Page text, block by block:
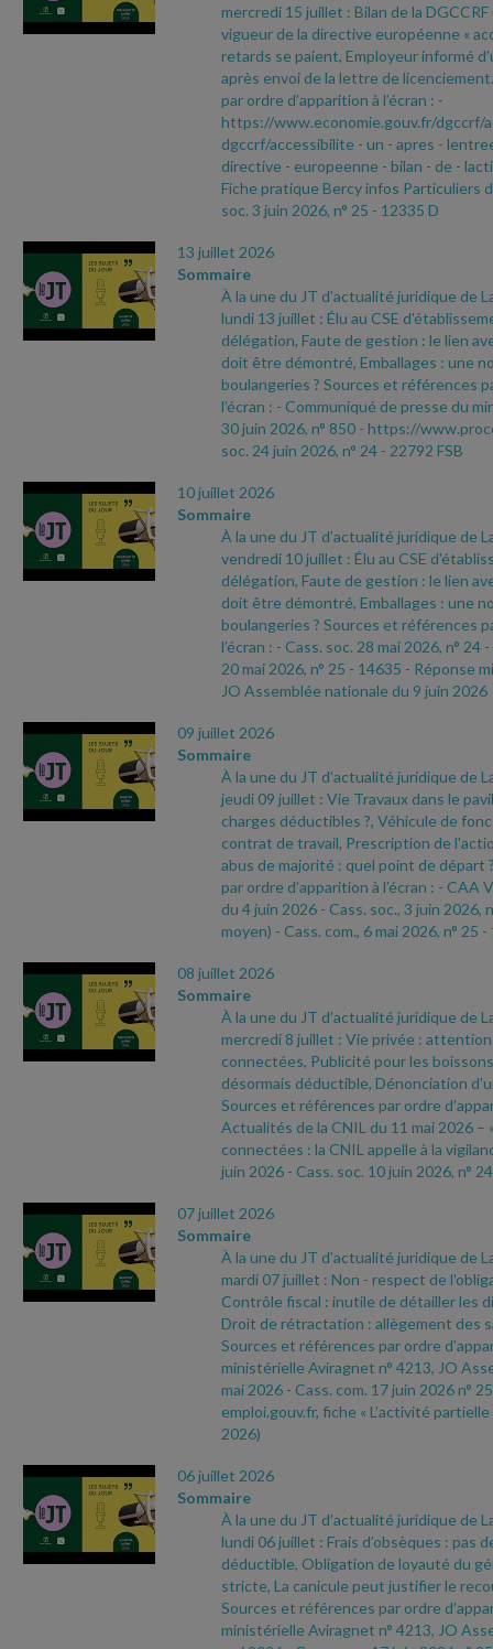
mercredi 15 juillet : Bilan de la
vigueur de la directive européenne «
retards se paient, Employeur informé
après envoi de la lettre de
par ordre d’apparition à l’écran : -
https://www.economie.gouv.fr/dgccrf/
dgccrf/accessibilite - un - apres -
directive - europeenne - bilan - de -
Fiche pratique Bercy infos Particuliers
soc. 3 juin 2026, n° 25 - 12335 D
13 juillet 2026
Sommaire
À la une du JT d’actualité juridique de
lundi 13 juillet : Élu au CSE
délégation, Faute de gestion : le lien
doit être démontré, Emballages : une
boulangeries ? Sources et références
l’écran : - Communiqué de presse du
30 juin 2026, n° 850 - https://
soc. 24 juin 2026, n° 24 - 22792 FSB
10 juillet 2026
Sommaire
À la une du JT d’actualité juridique de
vendredi 10 juillet : Élu au CSE
délégation, Faute de gestion : le lien
doit être démontré, Emballages : une
boulangeries ? Sources et références
l’écran : - Cass. soc. 28 mai 2026, n° 24
20 mai 2026, n° 25 - 14635 - Réponse
JO Assemblée nationale du 9 juin 2026
09 juillet 2026
Sommaire
À la une du JT d’actualité juridique de
jeudi 09 juillet : Vie Travaux dans le
charges déductibles ?, Véhicule de
contrat de travail, Prescription de
abus de majorité : quel point de départ
par ordre d’apparition à l’écran : - CAA
du 4 juin 2026 - Cass. soc., 3 juin 2026,
moyen) - Cass. com., 6 mai 2026, n° 25 -
08 juillet 2026
Sommaire
À la une du JT d’actualité juridique de
mercredi 8 juillet : Vie privée :
connectées, Publicité pour les
désormais déductible, Dénonciation
Sources et références par ordre
Actualités de la CNIL du 11 mai 2026 –
connectées : la CNIL appelle à la
juin 2026 - Cass. soc. 10 juin 2026, n° 24
07 juillet 2026
Sommaire
À la une du JT d’actualité juridique de
mardi 07 juillet : Non - respect de
Contrôle fiscal : inutile de détailler les
Droit de rétractation : allègement des
Sources et références par ordre
ministérielle Aviragnet n° 4213, JO
mai 2026 - Cass. com. 17 juin 2026 n° 25
emploi.gouv.fr, fiche « L’activité
2026)
06 juillet 2026
Sommaire
À la une du JT d’actualité juridique de
lundi 06 juillet : Frais d’obsèques : pas
déductible, Obligation de loyauté du
stricte, La canicule peut justifier le
Sources et références par ordre
ministérielle Aviragnet n° 4213, JO